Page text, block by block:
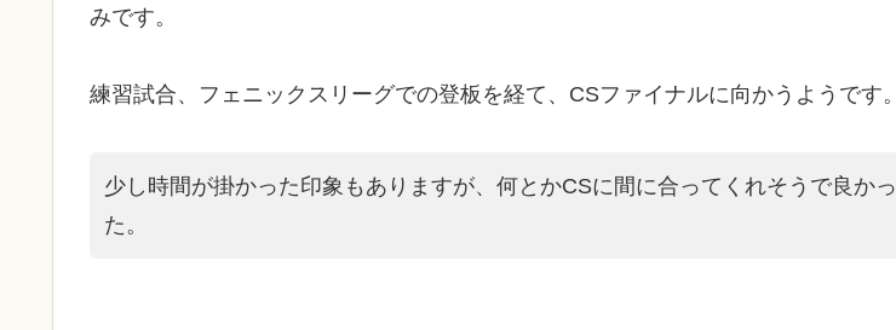
みです。
練習試合、フェニックスリーグでの登板を経て、CSファイナルに向かうようです。
少し時間が掛かった印象もありますが、何とかCSに間に合ってくれそうで良かっ
た。